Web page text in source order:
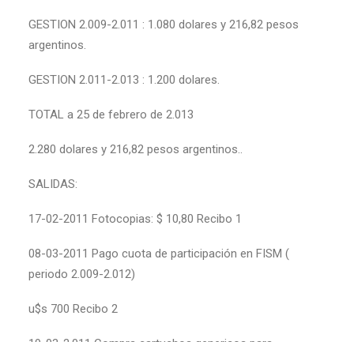
GESTION 2.009-2.011 : 1.080 dolares y 216,82 pesos
argentinos.
GESTION 2.011-2.013 : 1.200 dolares.
TOTAL a 25 de febrero de 2.013
2.280 dolares y 216,82 pesos argentinos..
SALIDAS:
17-02-2011 Fotocopias: $ 10,80 Recibo 1
08-03-2011 Pago cuota de participación en FISM (
periodo 2.009-2.012)
u$s 700 Recibo 2